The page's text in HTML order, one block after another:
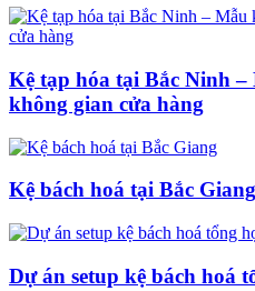
Kệ tạp hóa tại Bắc Ninh –
không gian cửa hàng
Kệ bách hoá tại Bắc Giang
Dự án setup kệ bách hoá